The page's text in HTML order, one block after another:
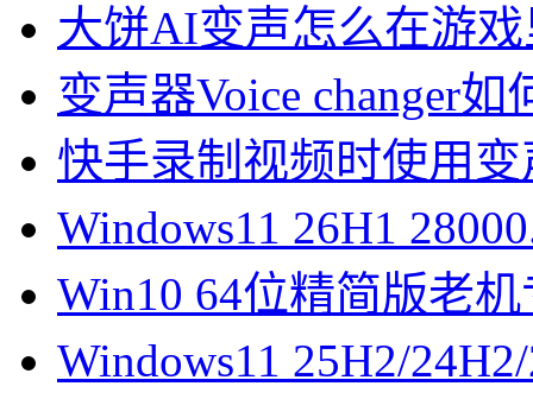
大饼AI变声怎么在游
变声器Voice changer
快手录制视频时使用变
Windows11 26H1
Win10 64位精简版老
Windows11 25H2/